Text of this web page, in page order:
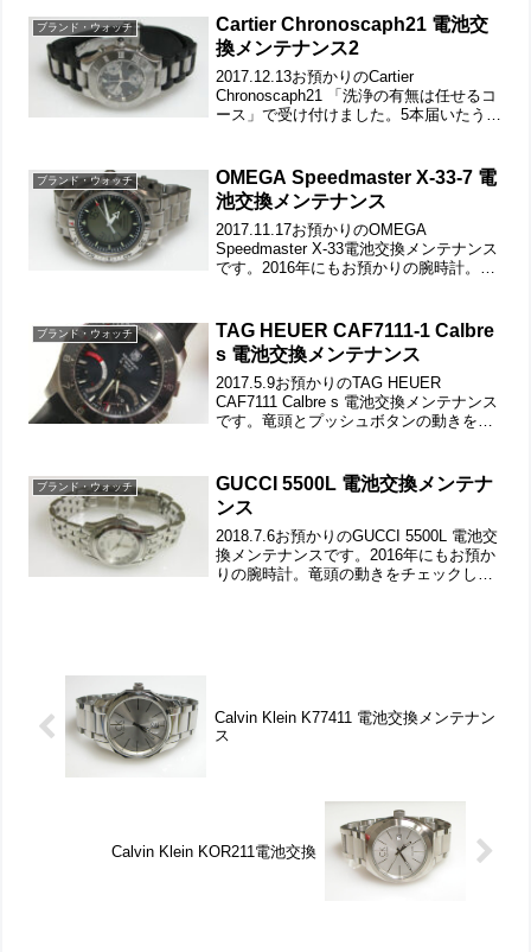
部の汚れもチェックして。裏蓋...
ブランド・ウォッチ
Cartier Chronoscaph21 電池交
換メンテナンス2
2017.12.13お預かりのCartier
Chronoscaph21 「洗浄の有無は任せるコ
ース」で受け付けました。5本届いたうち
部のネジが片方、固くて回せず。汚...
ブランド・ウォッチ
OMEGA Speedmaster X-33-7 電
池交換メンテナンス
2017.11.17お預かりのOMEGA
Speedmaster X-33電池交換メンテナンス
です。2016年にもお預かりの腕時計。前
して。チタン無垢バンドに三つ折れ...
ブランド・ウォッチ
TAG HEUER CAF7111-1 Calbre
s 電池交換メンテナンス
2017.5.9お預かりのTAG HEUER
CAF7111 Calbre s 電池交換メンテナンス
です。竜頭とプッシュボタンの動きをチ
載。裏蓋の裏側もチェックして。裏...
ブランド・ウォッチ
GUCCI 5500L 電池交換メンテナ
ンス
2018.7.6お預かりのGUCCI 5500L 電池交
換メンテナンスです。2016年にもお預か
りの腕時計。竜頭の動きをチェックし
Calvin Klein K77411 電池交換メンテナン
ス
Calvin Klein KOR211電池交換